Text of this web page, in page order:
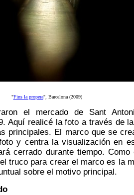
"Fins la propera", Barcelona (2009)
el mercado de Sant
Aquí realicé la foto a través de
principales. El marco que se
y centra la visualización en
cerrado durante tiempo. Como
truco para crear el marco es la
sobre el motivo principal.